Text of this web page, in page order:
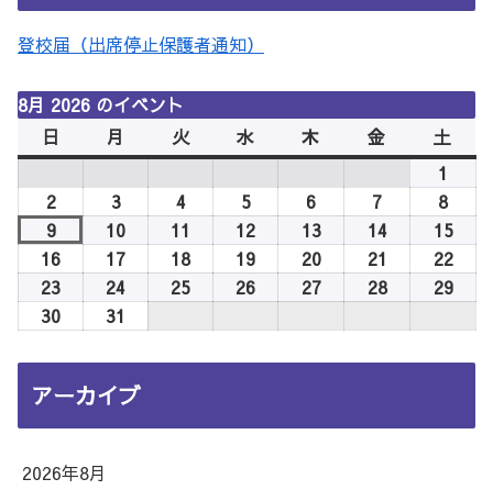
登校届（出席停止保護者通知）
8月 2026 のイベント
日
曜
日
月
曜
日
火火
曜
日
水水
曜
日
木
曜
日
金
曜
日
土
曜
日
1
年
8
月
1
日
22026
年
8
月
2
日
32026
年
8
月
3
日
42026
年
8
月
日
52026
年
8
月
日
6
年
8
月
日
7
年
8
月
日
82026
年
8
月
日
92026
年
8
月
日
10
日
11
年
日
12
日
132026
年
8
日
142026
8
日
152026
年
8
日
16
16
日
17
17
日
182026
18
19
19
202026
年
20
21
年
21
222026
年
22
23
月
23
日
24
月
24
日
25
月
日
26
月
日
272026
月
日
282026
月
日
292026
月
日
30
8
月
30
31
8
月
31
アーカイブ
2026年8月